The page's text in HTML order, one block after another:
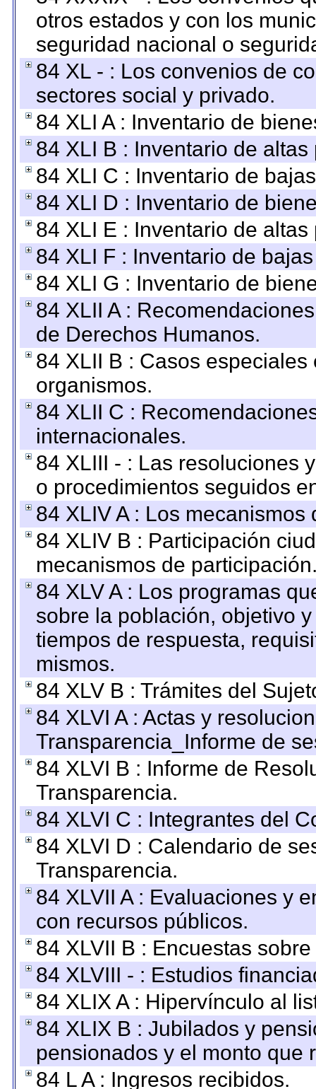
otros estados y con los
seguridad nacional o
84 XL - : Los convenios de
sectores social y privado.
84 XLI A : Inventario de
84 XLI B : Inventario de
84 XLI C : Inventario de
84 XLI D : Inventario de
84 XLI E : Inventario de
84 XLI F : Inventario de
84 XLI G : Inventario de
84 XLII A :
de Derechos Humanos.
84 XLII B : Casos
organismos.
84 XLII C :
internacionales.
84 XLIII - : Las resoluciones
o procedimientos seguidos
84 XLIV A : Los
84 XLIV B : Participación
mecanismos de
84 XLV A : Los programas
sobre la población, objetivo
tiempos de respuesta,
mismos.
84 XLV B : Trámites del
84 XLVI A : Actas y
Transparencia_Informe de
84 XLVI B : Informe de
Transparencia.
84 XLVI C : Integrantes del
84 XLVI D : Calendario de
Transparencia.
84 XLVII A : Evaluaciones y
con recursos públicos.
84 XLVII B : Encuestas
84 XLVIII - : Estudios
84 XLIX A : Hipervínculo al
84 XLIX B : Jubilados y
pensionados y el monto que
84 L A : Ingresos recibidos.